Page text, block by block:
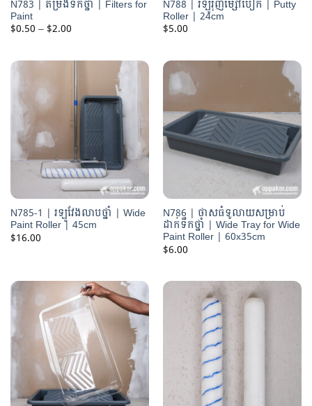
N783 | តម្រងទឹកថ្នាំ | Filters for
Paint
$0.50 –$2.00Price
range:
$2.00
N788 | រឡូរុញម្សៅបៀក | Putty
Roller | 24cm
$5.00
N785-1 | រឡូវែងលាបថ្នាំ | Wide
Paint Roller | 45cm
$16.00
N786 | ថាសធំទូលាយសម្រាប់
ដាក់ទឹកថ្នាំ | Wide Tray for Wide
Paint Roller | 60x35cm
$6.00